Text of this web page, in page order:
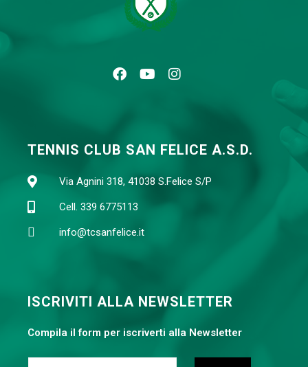
TENNIS CLUB SAN FELICE A.S.D.
Via Agnini 318, 41038 S.Felice S/P
Cell. 339 6775113
info@tcsanfelice.it
ISCRIVITI ALLA NEWSLETTER
Compila il form per iscriverti alla Newsletter